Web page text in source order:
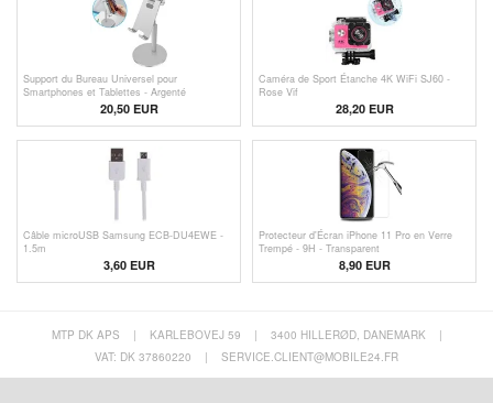
Support du Bureau Universel pour
Smartphones et Tablettes - Argenté
20,50 EUR
Caméra de Sport Étanche 4K WiFi SJ60 -
Rose Vif
28,20EUR
Câble microUSB Samsung ECB-DU4EWE -
1.5m
3,60EUR
Protecteur d'Écran iPhone 11 Pro en Verre
Trempé - 9H - Transparent
8,90 EUR
MTP DK APS | KARLEBOVEJ 59 | 3400 HILLERØD, DANEMARK
|
VAT: DK 37860220
| SERVICE.CLIENT@MOBILE24.FR